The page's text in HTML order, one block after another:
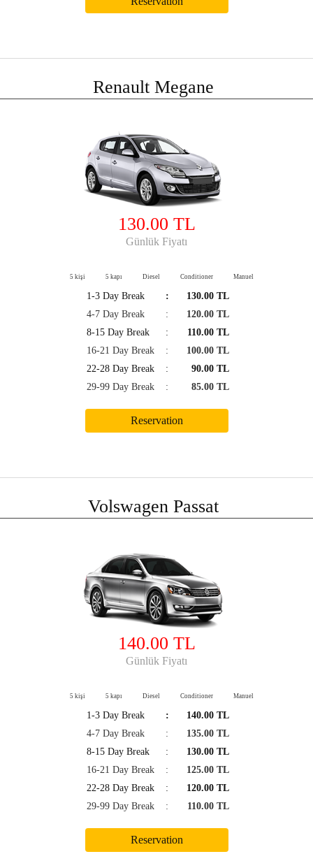
Renault Megane
130.00 TL
Günlük Fiyatı
5 kişi 5 kapı Diesel Conditioner Manuel
1-3 Day Break :
130.00 TL
4-7 Day Break
:
120.00 TL
8-15 Day Break
:
110.00 TL
16-21 Day Break
:
100.00 TL
22-28 Day Break
:
90.00 TL
29-99 Day Break
: 85.00 TL
Volswagen Passat
140.00 TL
Günlük Fiyatı
5 kişi 5 kapı Diesel Conditioner Manuel
1-3 Day Break :
140.00 TL
4-7 Day Break
:
135.00 TL
8-15 Day Break
:
130.00 TL
16-21 Day Break
:
125.00 TL
22-28 Day Break
:
120.00 TL
29-99 Day Break
: 110.00 TL